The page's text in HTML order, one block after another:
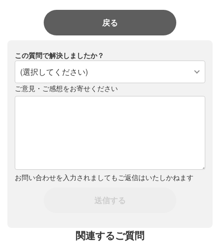
戻る
この質問で解決しましたか？
(選択してください)
ご意見・ご感想をお寄せください
お問い合わせを入力されましてもご返信はいたしかねます
送信する
関連するご質問